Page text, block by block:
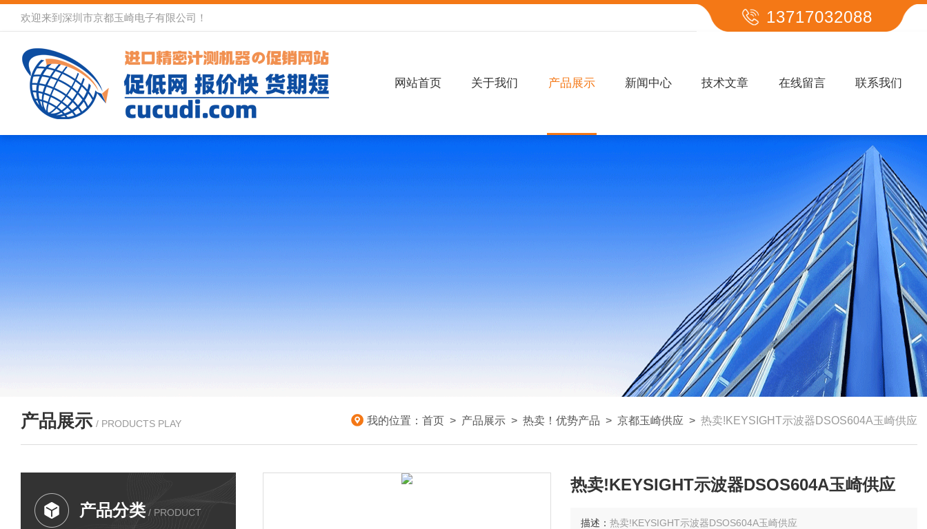
欢迎来到深圳市京都玉崎电子有限公司！ 13717032088
网站首页 关于我们 产品展示 新闻中心 技术文章 在线留言 联系我们
产品展示 / PRODUCTS PLAY 我的位置： 首页 > 产品展示 > 热卖！优势产品 > 京都玉崎供应 > 热卖!KEYSIGHT示波器DSOS604A玉崎供应
产品分类 / PRODUCT
热卖!KEYSIGHT示波器DSOS604A玉崎供应
描述：热卖!KEYSIGHT示波器DSOS604A玉崎供应